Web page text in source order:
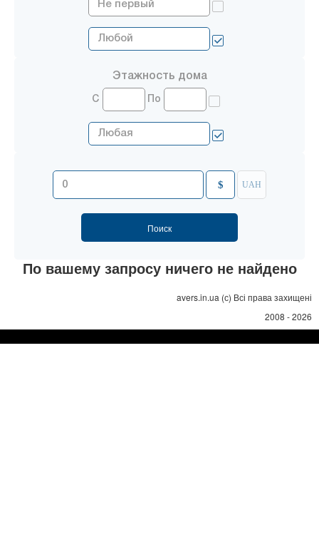
Этажность дома
С По
$ UAH
По вашему запросу ничего не найдено
avers.in.ua (с) Всі права захищені
2008 - 2026